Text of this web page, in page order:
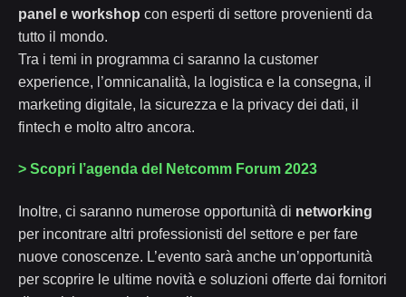
panel e workshop con esperti di settore provenienti da
tutto il mondo.
Tra i temi in programma ci saranno la customer
experience, l’omnicanalità, la logistica e la consegna, il
marketing digitale, la sicurezza e la privacy dei dati, il
fintech e molto altro ancora.
> Scopri l’agenda del Netcomm Forum 2023
Inoltre, ci saranno numerose opportunità di networking
per incontrare altri professionisti del settore e per fare
nuove conoscenze. L’evento sarà anche un’opportunità
per scoprire le ultime novità e soluzioni offerte dai fornitori